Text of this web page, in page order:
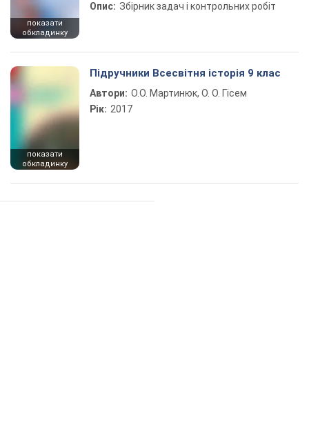
показати
обкладинку
Опис: Збірник задач і контрольних робіт
показати
обкладинку
Підручники Всесвітня історія 9 клас
Автори: О.О. Мартинюк, О. О. Гісем
Рік: 2017